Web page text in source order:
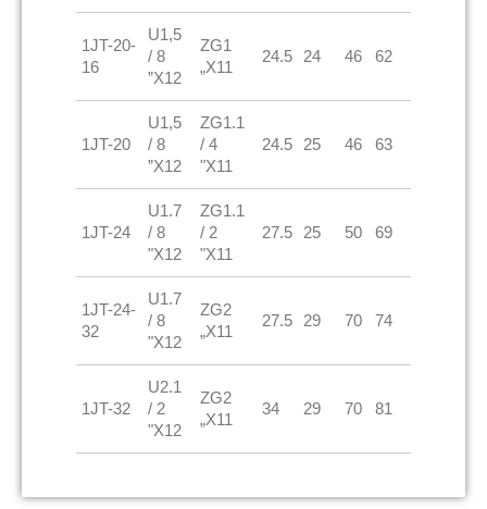
1JT-20-
16
U1,5
/ 8
”X12
ZG1
„X11
24.5 24 46 62
1JT-20
U1,5
/ 8
”X12
ZG1.1
/ 4
"X11
24.5 25 46 63
1JT-24
U1.7
/ 8
"X12
ZG1.1
/ 2
"X11
27.5 25 50 69
1JT-24-
32
U1.7
/ 8
"X12
ZG2
„X11
27.5 29 70 74
1JT-32
U2.1
/ 2
"X12
ZG2
„X11
34 29 70 81